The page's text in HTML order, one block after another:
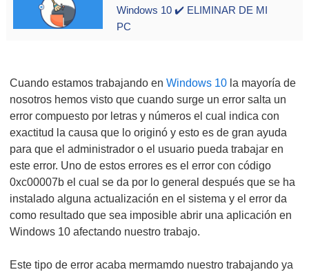
Windows 10 ✔️ ELIMINAR DE MI
PC
Cuando estamos trabajando en Windows 10 la mayoría de
nosotros hemos visto que cuando surge un error salta un
error compuesto por letras y números el cual indica con
exactitud la causa que lo originó y esto es de gran ayuda
para que el administrador o el usuario pueda trabajar en
este error. Uno de estos errores es el error con código
0xc00007b el cual se da por lo general después que se ha
instalado alguna actualización en el sistema y el error da
como resultado que sea imposible abrir una aplicación en
Windows 10 afectando nuestro trabajo.
Este tipo de error acaba mermamdo nuestro trabajando ya